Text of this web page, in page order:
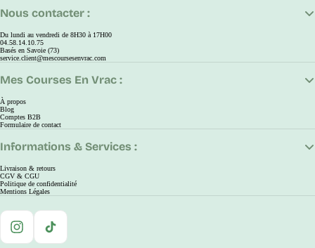
Nous contacter :
Du lundi au vendredi de 8H30 à 17H00
04.58.14.10.75
Basés en Savoie (73)
service.client@mescoursesenvrac.com
Mes Courses En Vrac :
À propos
Blog
Comptes B2B
Formulaire de contact
Informations & Services :
Livraison & retours
CGV & CGU
Politique de confidentialité
Mentions Légales
Instagram
TikTok